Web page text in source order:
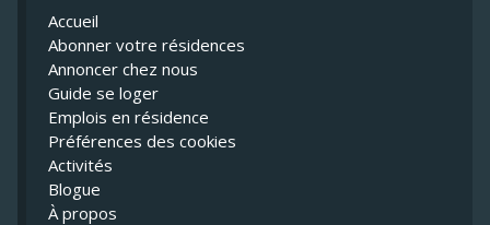
Accueil
Abonner votre résidences
Annoncer chez nous
Guide se loger
Emplois en résidence
Préférences des cookies
Activités
Blogue
À propos